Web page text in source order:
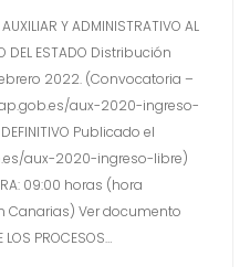
Y ADMINISTRATIVO AL
DEL ESTADO Distribución
2022. (Convocatoria –
aux-2020-ingreso-
Publicado el
aux-2020-ingreso-libre)
09:00 horas (hora
Canarias) Ver documento
LOS PROCESOS…